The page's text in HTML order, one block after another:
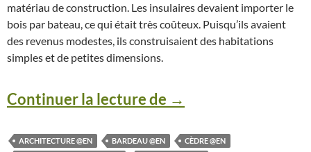
matériau de construction. Les insulaires devaient importer le
bois par bateau, ce qui était très coûteux. Puisqu’ils avaient
des revenus modestes, ils construisaient des habitations
simples et de petites dimensions.
Continuer la lecture de L’architecture des
→
ARCHITECTURE @EN BARDEAU @EN
CÈDRE @EN